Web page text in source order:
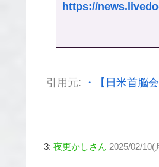
https://
引用元: ・【日米首脳
3: 夜更かしさん 2025/02/10(